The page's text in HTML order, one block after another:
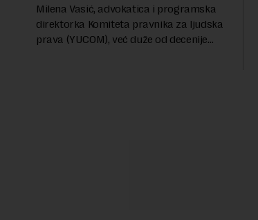
Milena Vasić, advokatica i programska
direktorka Komiteta pravnika za ljudska
prava (YUCOM), već duže od decenije